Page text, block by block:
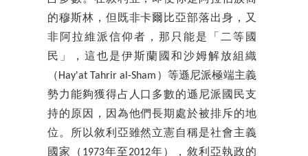
的穆斯林，但既非卡爾比亞部落出身，又
非阿拉維派信仰者，那只能是「二等國
民」，這也是伊斯蘭國和沙姆解放組織
（Hay'at Tahrir al-Sham）等遜尼派極端主義
勢力能夠獲得占人口多數的遜尼派國民支
持的原因，因為他們長期處於被排斥的地
位。所以敘利亞雖然立憲自稱是社會主義
國家（1973年至2012年），敘利亞執政的